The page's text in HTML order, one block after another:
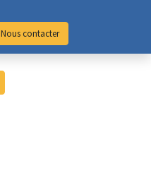
Nous contacter